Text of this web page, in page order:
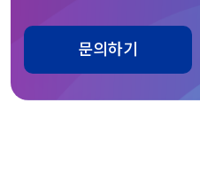
문의하기